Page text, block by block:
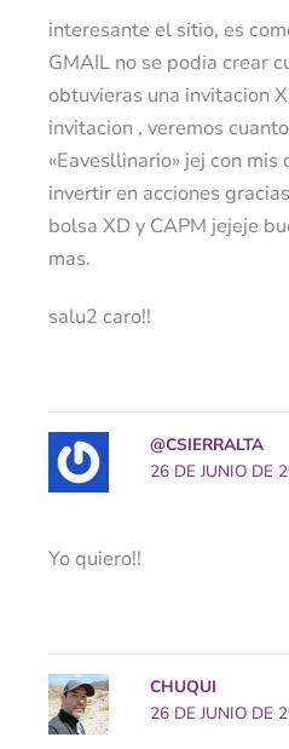
interesante el sitio, es
GMAIL no se podia crear
obtuvieras una invitacion
invitacion , veremos
«Eavesllinario» jej con mis
invertir en acciones
bolsa XD y CAPM jejeje
mas.
salu2 caro!!
@CSIERRALTA
26 DE JUNIO DE
Yo quiero!!
CHUQUI
26 DE JUNIO DE